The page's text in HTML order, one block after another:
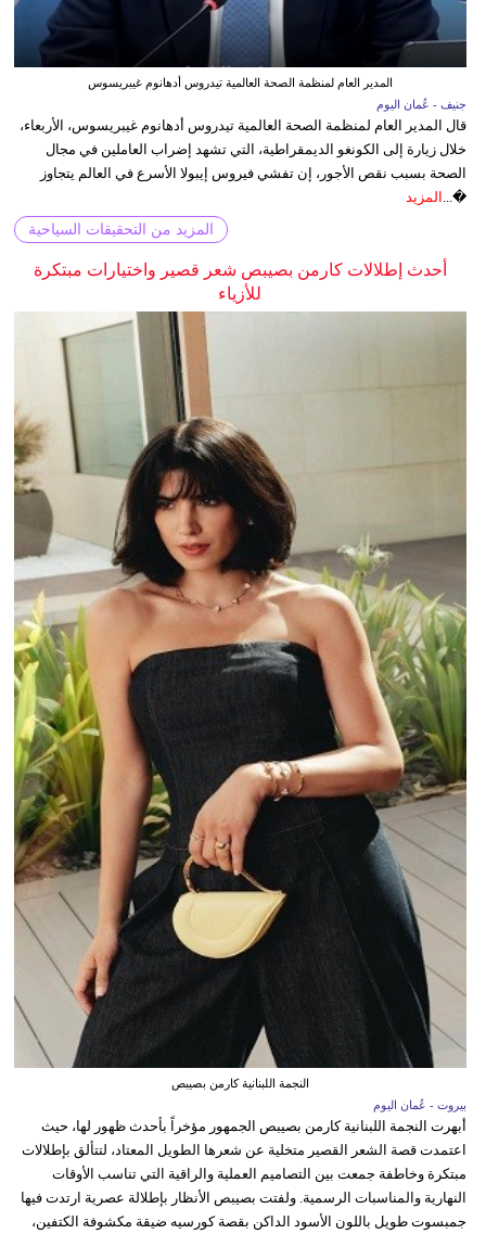
المدير العام لمنظمة الصحة العالمية تيدروس أدهانوم غيبريسوس
جنيف - عُمان اليوم
قال المدير العام لمنظمة الصحة العالمية تيدروس أدهانوم غيبريسوس، الأربعاء،
خلال زيارة إلى الكونغو الديمقراطية، التي تشهد إضراب العاملين في مجال
الصحة بسبب نقص الأجور، إن تفشي فيروس إيبولا الأسرع في العالم يتجاوز
�... المزيد
المزيد من التحقيقات السياحية
أحدث إطلالات كارمن بصيبص شعر قصير واختيارات مبتكرة
للأزياء
النجمة اللبنانية كارمن بصيبص
بيروت - عُمان اليوم
أبهرت النجمة اللبنانية كارمن بصيبص الجمهور مؤخراً بأحدث ظهور لها، حيث
اعتمدت قصة الشعر القصير متخلية عن شعرها الطويل المعتاد، لتتألق بإطلالات
مبتكرة وخاطفة جمعت بين التصاميم العملية والراقية التي تناسب الأوقات
النهارية والمناسبات الرسمية. ولفتت بصيبص الأنظار بإطلالة عصرية ارتدت فيها
جمبسوت طويل باللون الأسود الداكن بقصة كورسيه ضيقة مكشوفة الكتفين،